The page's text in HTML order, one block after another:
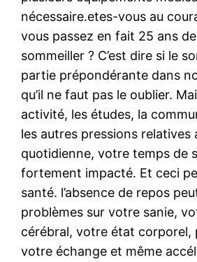
nécessaire.etes-vous au
vous passez en fait 25 ans
sommeiller ? C’est dire si le
partie prépondérante dans
qu’il ne faut pas le oublier.
activité, les études, la
les autres pressions relatives
quotidienne, votre temps de
fortement impacté. Et ceci
santé. l’absence de repos
problèmes sur votre sanie,
cérébral, votre état corporel,
votre échange et même